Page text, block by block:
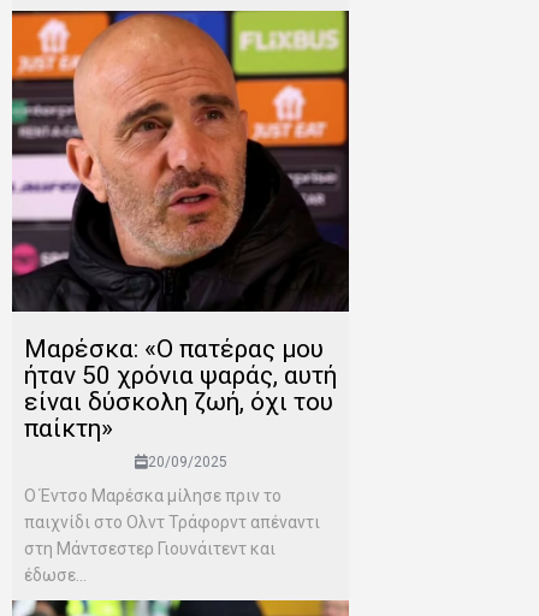
Μαρέσκα: «Ο πατέρας μου
ήταν 50 χρόνια ψαράς, αυτή
είναι δύσκολη ζωή, όχι του
παίκτη»
20/09/2025
Ο Έντσο Μαρέσκα μίλησε πριν το
παιχνίδι στο Ολντ Τράφορντ απέναντι
στη Μάντσεστερ Γιουνάιτεντ και
έδωσε...